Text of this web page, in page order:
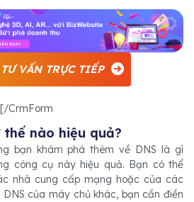
VẤN TRỰC TIẾP
CrmForm
thế nào hiệu quả?
bạn khám phá thêm về DNS là gì
công cụ này hiệu quả. Bạn có thể
nhà cung cấp mạng hoặc của các
của máy chủ khác, bạn cần điền